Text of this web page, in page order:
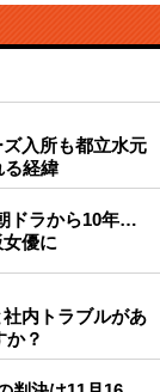
入所も都立水元
る経緯
ドラから10年…
女優に
内トラブルがあ
？